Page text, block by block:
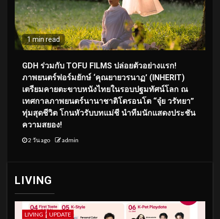
1 min read
GDH ร่วมกับ TOFU FILMS ปล่อยตัวอย่างแรก!
ภาพยนตร์ฟอร์มยักษ์ ‘คุณยายวรนาฏ’ (INHERIT)
เตรียมคายตะขาบหนังไทยในรอบปฐมทัศน์โลก ณ
เทศกาลภาพยนตร์นานาชาติโตรอนโต “จุ๋ย วรัทยา”
ทุ่มสุดชีวิต โกนหัวรับบทแม่ชี นำทีมนักแสดงประชัน
ความสยอง!
2 วัน ago admin
LIVING
LIVING UPDATE